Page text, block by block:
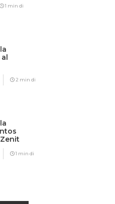
1 min di
2 min di
1 min di